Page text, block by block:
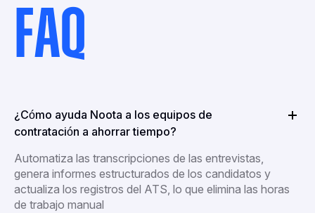
FAQ
¿Cómo ayuda Noota a los equipos de
contratación a ahorrar tiempo?
Automatiza las transcripciones de las entrevistas,
genera informes estructurados de los candidatos y
actualiza los registros del ATS, lo que elimina las horas
de trabajo manual